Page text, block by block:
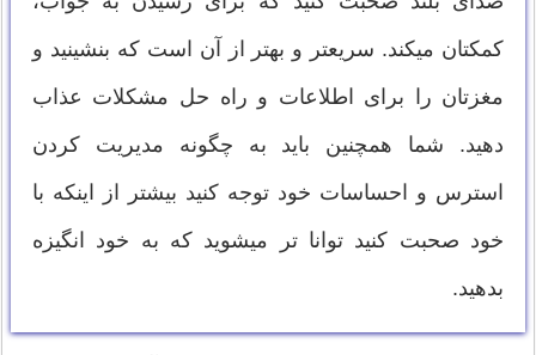
کمکتان میکند. سریعتر و بهتر از آن است که بنشینید و
مغزتان را برای اطلاعات و راه حل مشکلات عذاب
دهید. شما همچنین باید به چگونه مدیریت کردن
استرس و احساسات خود توجه کنید بیشتر از اینکه با
خود صحبت کنید توانا تر میشوید که به خود انگیزه
بدهید.